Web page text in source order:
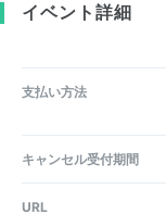
イベント詳細
支払い方法
キャンセル受付期間
URL